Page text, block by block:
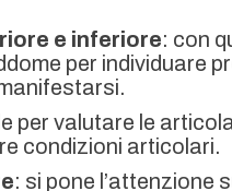
e inferiore: con
per individuare
per valutare le
condizioni articolari.
: si pone l’attenzione